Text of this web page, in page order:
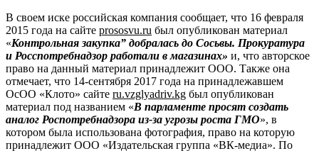
В своем иске российская компания сообщает, что 16 февраля
2015 года на сайте prososvu.ru был опубликован материал
«Контрольная закупка” добралась до Сосьвы. Прокуратура
и Росспотребнадзор работали в магазинах» и, что авторское
право на данный материал принадлежит ООО. Также она
отмечает, что 14-сентября 2017 года на принадлежавшем
ОсОО «Клото» сайте ru.vzglyadriv.kg был опубликован
материал под названием «В парламенте просят создать
аналог Роспотребнадзора из-за угрозы роста ГМО», в
котором была использована фотография, право на которую
принадлежит ООО «Издательская группа «ВК-медиа». По